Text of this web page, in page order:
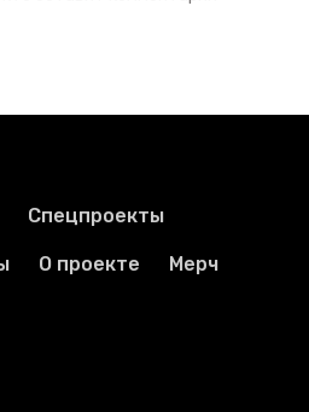
Спецпроекты
О проекте Мерч